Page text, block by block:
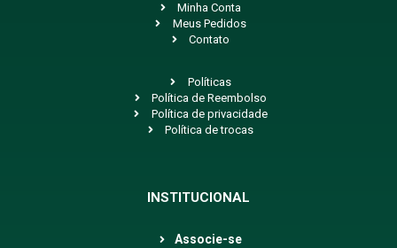
Minha Conta
Meus Pedidos
Contato
Políticas
Política de Reembolso
Política de privacidade
Política de trocas
INSTITUCIONAL
Associe-se